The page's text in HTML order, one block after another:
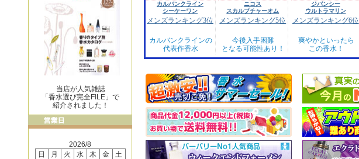
カルバンクライン
シーケーワン
メンズランキング3位
カルバンクラインの
代表作香水
ニコス
スカルプチャーオム
メンズランキング5位
今後入手困難
となる可能性あり！
ジバンシー
ウルトラマリン
メンズランキング6位
爽やかといったら
この香水！
当店が人気雑誌
「香水選び完全FILE」で
紹介されました！
2026/8
日
月 火 水 木 金
土